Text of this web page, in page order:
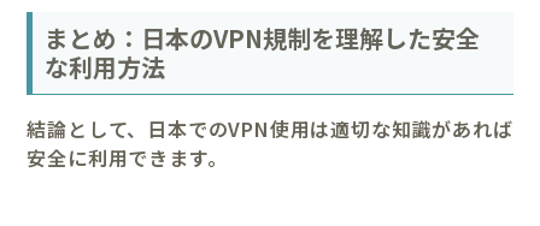
まとめ：日本のVPN規制を理解した安全
な利用方法
結論として、日本でのVPN使用は適切な知識があれば
安全に利用できます。